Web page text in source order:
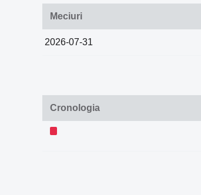
Meciuri
2026-07-31
Cronologia